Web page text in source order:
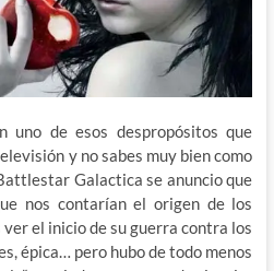
uno de esos despropósitos que
y no sabes muy bien como
Galactica se anuncio que
nos contarían el origen de los
el inicio de su guerra contra los
épica… pero hubo de todo menos